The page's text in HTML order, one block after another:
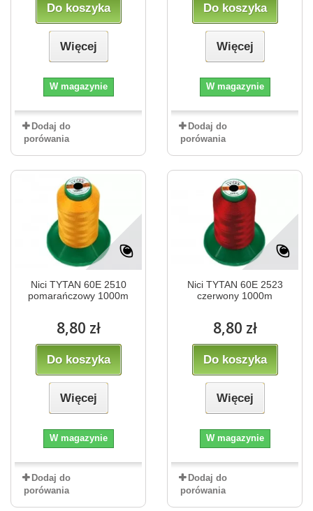
Do koszyka
Więcej
W magazynie
Dodaj do
porówania
Do koszyka
Więcej
W magazynie
Dodaj do
porówania
Nici TYTAN 60E 2510
pomarańczowy 1000m
8,80 zł
Do koszyka
Więcej
W magazynie
Dodaj do
porówania
Nici TYTAN 60E 2523
czerwony 1000m
8,80 zł
Do koszyka
Więcej
W magazynie
Dodaj do
porówania